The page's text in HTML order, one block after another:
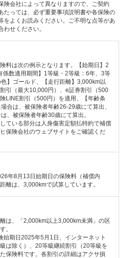
険会社によって異なりますので、ご契約
たっては、必ず重要事項説明書や各保険の
をよくお読みください。ご不明な点等があ
せください。
料は次の例示となります。【始期日】2
数適用期間】1等級・2等級：6年、3等
】ゴールド、【走行距離】3,000km以
引（最大10,000円）、e証券割引（500
LINE割引（500円）を適用、【年齢条
合は、被保険者年齢26-29歳にて算出、
、被保険者年齢30歳にて算出。
ている部分は人身傷害定額払特約で補償
保険会社のウェブサイトをご確認くだ
年8月13日始期日の保険料（補償内
離は、3,000kmで試算しています。
は、「2,000km以上3,000km未満」の区
。
始期日2025年5月1日、インターネット
は除く）、20等級継続割引（20等級を
保険料です。各割引の詳細はアクサ損